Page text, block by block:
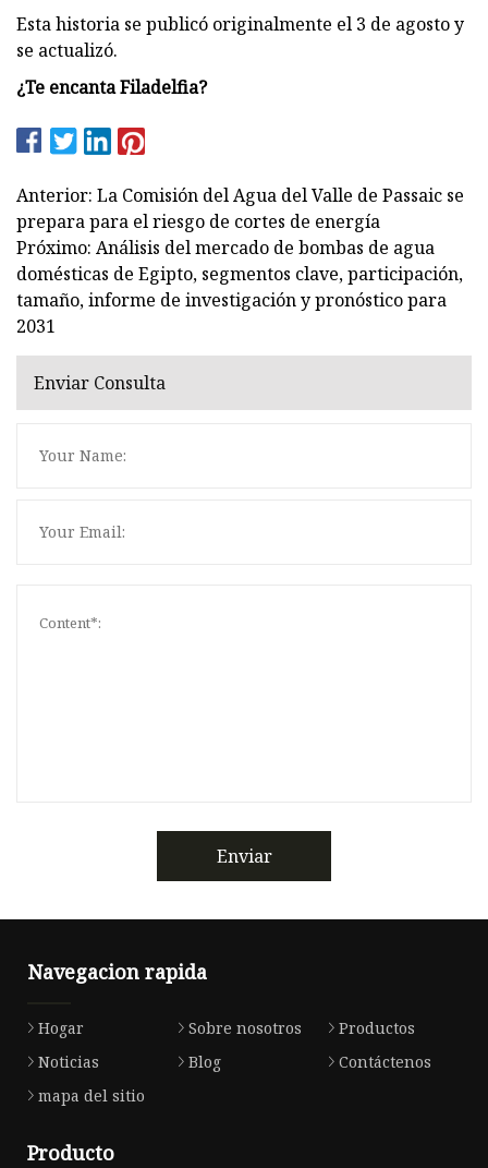
Esta historia se publicó originalmente el 3 de agosto y
se actualizó.
¿Te encanta Filadelfia?
Anterior: La Comisión del Agua del Valle de Passaic se
prepara para el riesgo de cortes de energía
Próximo: Análisis del mercado de bombas de agua
domésticas de Egipto, segmentos clave, participación,
tamaño, informe de investigación y pronóstico para
2031
Enviar Consulta
Enviar
Navegacion rapida
Hogar Sobre nosotros
Productos
Noticias
Blog
Contáctenos
mapa del sitio
Producto